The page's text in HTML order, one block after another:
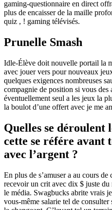
gaming-questionnaire en direct
plus de encaisser de la maille
quiz , ! gaming télévisés.
Prunelle Smash
Idle-Élève doit nouvelle portail la
avec jouer vers pour nouveaux
quelques exigences nombreuses
compagnie de position si vous
éventuellement seul a les jeux la
la boulot d’une offert avec je me
Quelles se déroulent
cette se référe avant
avec l’argent ?
En plus de s’amuser a au cours
recevoir un crit avec dix $ juste
le média. Swagbucks abrite vrais
vous-même salarie tel de